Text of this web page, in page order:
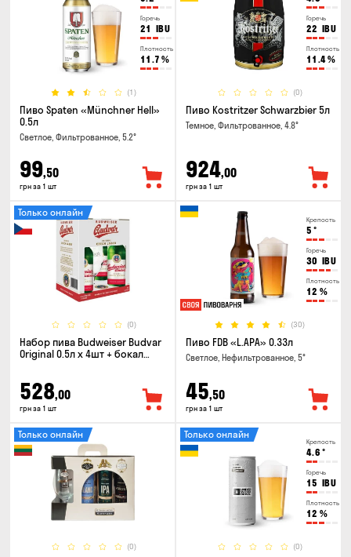
Горечь
21 IBU
Плотность
11.7 %
(1)
Пиво Spaten «Münchner Hell»
0.5л
Светлое, Фильтрованное, 5.2°
99,50
грн за 1 шт
Горечь
22 IBU
Плотность
11.4%
(0)
Пиво Kostritzer Schwarzbier 5л
Темное, Фильтрованное, 4.8°
924,00
грн за 1 шт
(0)
Только онлайн
Набор пива Budweiser Budvar
Original 0.5л х 4шт + бокал
528,00
грн за 1 шт
Крепость
5 °
Горечь
30 IBU
Плотность
12 %
(30)
Пиво FDB «L.APA» 0.33л
Светлое, Нефильтрованное, 5°
45,50
грн за 1 шт
(0)
Только онлайн
Крепость
4.6 °
Горечь
15 IBU
Плотность
12 %
(0)
Только онлайн